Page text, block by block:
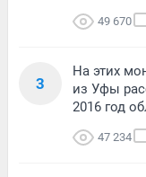
49 670
3
На этих
из Уфы
2016 год
47 234